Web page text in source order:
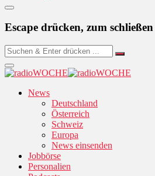
Escape drücken, zum schließen
News
Deutschland
Österreich
Schweiz
Europa
News einsenden
Jobbörse
Personalien